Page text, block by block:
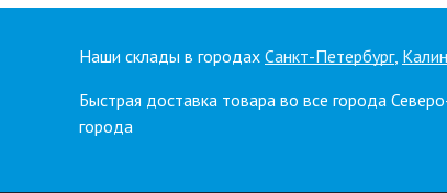
Наши склады в городах Санкт-Петербург,
Быстрая доставка товара во все города
города